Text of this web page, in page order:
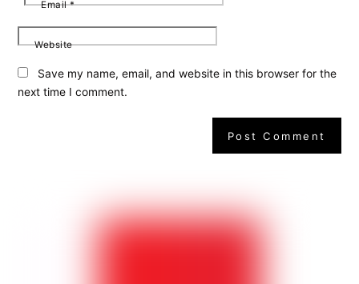
Email*
Website
Save my name, email, and website in this browser for the
next time I comment.